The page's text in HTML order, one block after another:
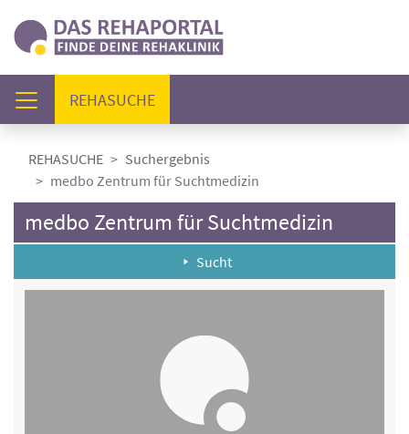
REHASUCHE(AKTUELL)
REHASUCHE
Suchergebnis
medbo Zentrum für Suchtmedizin
medbo Zentrum für Suchtmedizin
Sucht